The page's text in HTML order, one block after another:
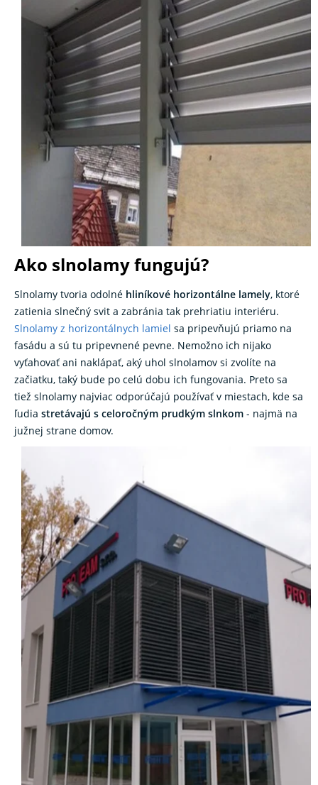
Ako slnolamy fungujú?
Slnolamy tvoria odolné hliníkové horizontálne lamely, ktoré
zatienia slnečný svit a zabránia tak prehriatiu interiéru.
Slnolamy z horizontálnych lamiel sa pripevňujú priamo na
fasádu a sú tu pripevnené pevne. Nemožno ich nijako
vyťahovať ani naklápať, aký uhol slnolamov si zvolíte na
začiatku, taký bude po celú dobu ich fungovania. Preto sa
tiež slnolamy najviac odporúčajú používať v miestach, kde sa
ľudia stretávajú s celoročným prudkým slnkom - najmä na
južnej strane domov.